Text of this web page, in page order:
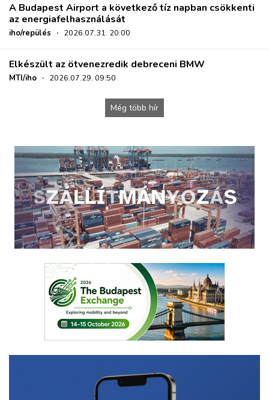
A Budapest Airport a következő tíz napban csökkenti
az energiafelhasználását
iho/repülés · 2026.07.31. 20:00
Elkészült az ötvenezredik debreceni BMW
MTI/iho · 2026.07.29. 09:50
Még több hír